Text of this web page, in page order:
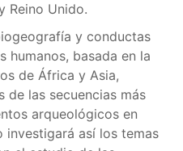
Reino Unido.
y conductas
humanos, basada en la
de África y Asia,
de las secuencias más
arqueológicos en
así los temas